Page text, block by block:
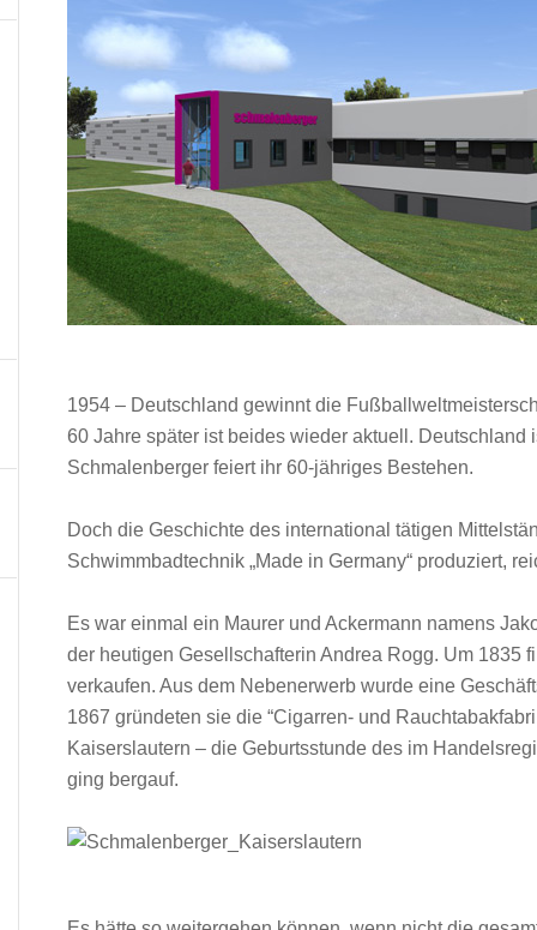
1954 – Deutschland gewinnt die
60 Jahre später ist beides wieder aktuell.
Schmalenberger feiert ihr 60-jähriges Bestehen.
Doch die Geschichte des international tätigen
Schwimmbadtechnik „Made in Germany“ produziert,
Es war einmal ein Maurer und Ackermann namens
der heutigen Gesellschafterin Andrea Rogg. Um 1835
verkaufen. Aus dem Nebenerwerb wurde eine
1867 gründeten sie die “Cigarren- und
Kaiserslautern – die Geburtsstunde des im
ging bergauf.